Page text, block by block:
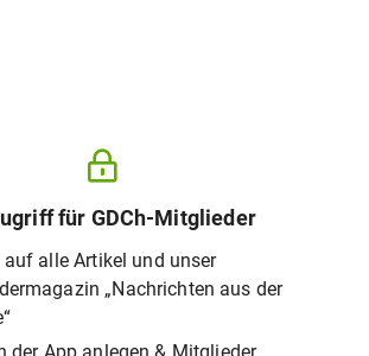
für GDCh-Mitglieder
alle Artikel und unser
„Nachrichten aus der